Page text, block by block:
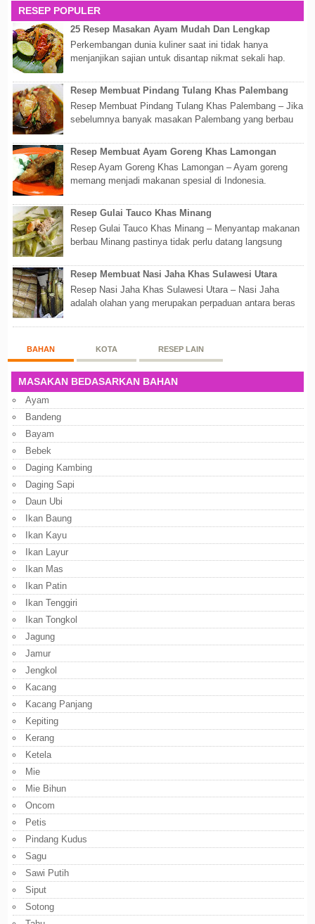
RESEP POPULER
25 Resep Masakan Ayam Mudah Dan Lengkap
Perkembangan dunia kuliner saat ini tidak hanya
menjanjikan sajian untuk disantap nikmat sekali hap.
Resep Membuat Pindang Tulang Khas Palembang
Resep Membuat Pindang Tulang Khas Palembang – Jika
sebelumnya banyak masakan Palembang yang berbau
Resep Membuat Ayam Goreng Khas Lamongan
Resep Ayam Goreng Khas Lamongan – Ayam goreng
memang menjadi makanan spesial di Indonesia.
Resep Gulai Tauco Khas Minang
Resep Gulai Tauco Khas Minang – Menyantap makanan
berbau Minang pastinya tidak perlu datang langsung
Resep Membuat Nasi Jaha Khas Sulawesi Utara
Resep Nasi Jaha Khas Sulawesi Utara – Nasi Jaha
adalah olahan yang merupakan perpaduan antara beras
BAHAN KOTA RESEP LAIN
MASAKAN BEDASARKAN BAHAN
Ayam
Bandeng
Bayam
Bebek
Daging Kambing
Daging Sapi
Daun Ubi
Ikan Baung
Ikan Kayu
Ikan Layur
Ikan Mas
Ikan Patin
Ikan Tenggiri
Ikan Tongkol
Jagung
Jamur
Jengkol
Kacang
Kacang Panjang
Kepiting
Kerang
Ketela
Mie
Mie Bihun
Oncom
Petis
Pindang Kudus
Sagu
Sawi Putih
Siput
Sotong